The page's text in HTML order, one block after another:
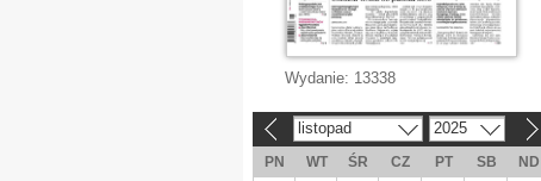
Wydanie: 13338
listopad 2025
PN WT ŚR CZ PT SB
ND